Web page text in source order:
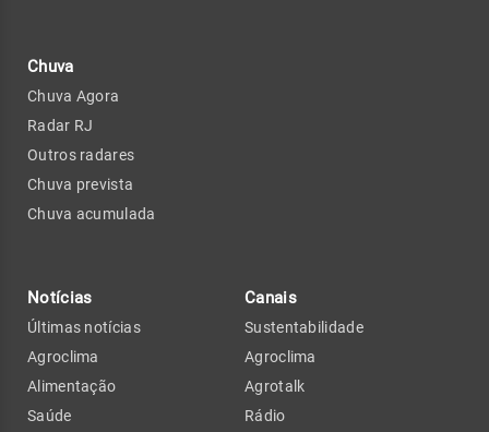
Chuva
Chuva Agora
Radar RJ
Outros radares
Chuva prevista
Chuva acumulada
Notícias
Últimas notícias
Agroclima
Alimentação
Saúde
Canais
Sustentabilidade
Agroclima
Agrotalk
Rádio